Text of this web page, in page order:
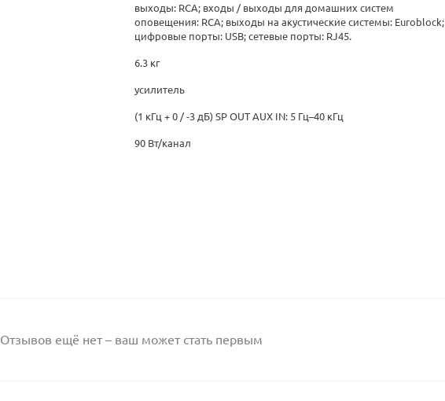
выходы: RCA; входы / выходы для домашних систем
оповещения: RCA; выходы на акустические системы: Euroblock;
цифровые порты: USB; сетевые порты: RJ45.
6.3 кг
усилитель
(1 кГц + 0 / -3 дБ) SP OUT AUX IN: 5 Гц–40 кГц
90 Вт/канал
Отзывов ещё нет – ваш может стать первым